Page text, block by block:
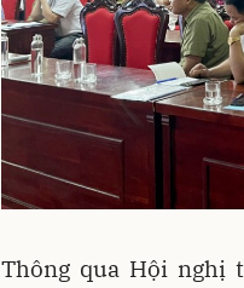
Thông qua Hội nghị